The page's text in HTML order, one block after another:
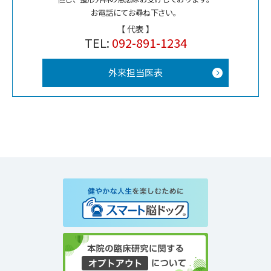
お電話にてお尋ね下さい。
【 代表 】
TEL: 092-891-1234
外来担当医表